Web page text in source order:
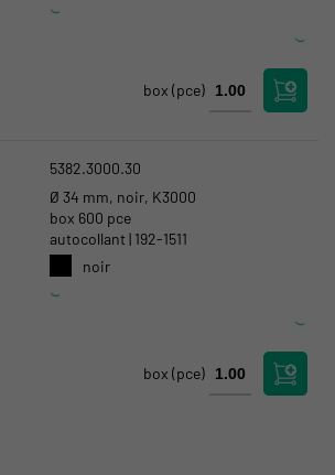
box (pce)
5382.3000.30
Ø 34 mm, noir, K3000
box 600 pce
autocollant | 192-1511
noir
box (pce)